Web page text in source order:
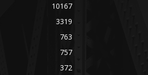
10167
3319
763
757
372